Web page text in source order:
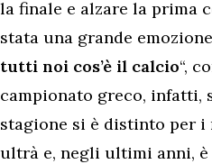
la finale e alzare la prima
stata una grande
tutti noi cos’è il calcio“,
campionato greco, infatti,
stagione si è distinto per
ultrà e, negli ultimi anni,